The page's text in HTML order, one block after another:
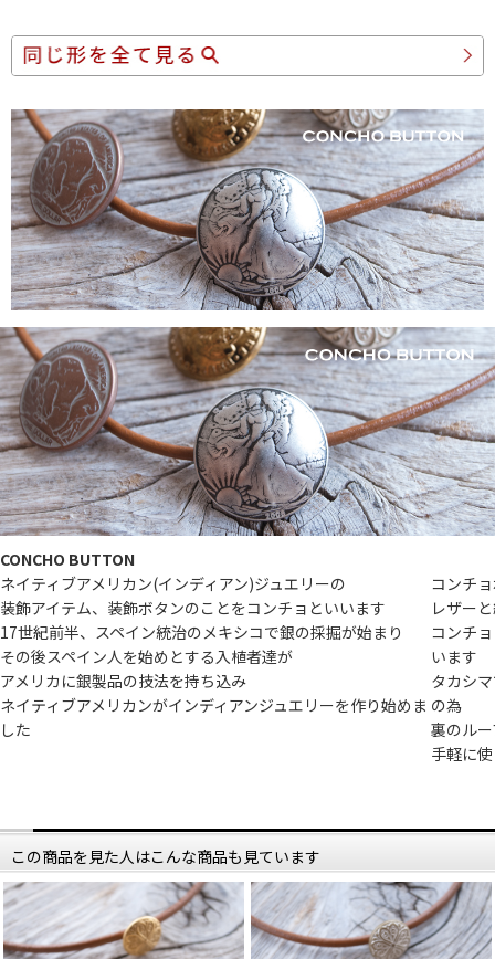
CONCHO BUTTON
ネイティブアメリカン(インディアン)ジュエリーの
装飾アイテム、装飾ボタンのことをコンチョといいます
17世紀前半、スペイン統治のメキシコで銀の採掘が始まり
その後スペイン人を始めとする入植者達が
アメリカに銀製品の技法を持ち込み
ネイティブアメリカンがインディアンジュエリーを作り始めま
した
コンチ
レザー
コンチ
います
タカシ
の為
裏のル
手軽に
この商品を見た人はこんな商品も見ています